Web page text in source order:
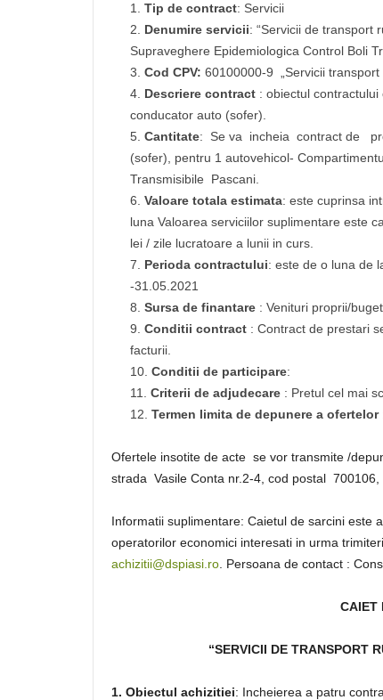
Tip de contract: Servicii
Denumire servicii: “Servicii de transport
Supraveghere Epidemiologica Control Boli
Cod CPV: 60100000-9 „Servicii transport
Descriere contract : obiectul
conducator auto (sofer).
Cantitate: Se va incheia contract de
(sofer), pentru 1 autovehicol-
Transmisibile Pascani.
Valoare totala estimata: este cuprinsa
luna Valoarea serviciilor suplimentare este
lei / zile lucratoare a lunii in curs.
Perioda contractului: este de o luna de
-31.05.2021
Sursa de finantare : Venituri proprii/
Conditii contract : Contract de prestari
facturii.
Conditii de participare:
Criterii de adjudecare : Pretul cel mai
Termen limita de depunere a ofertelor
Ofertele insotite de acte se vor transmite /
strada Vasile Conta nr.2-4, cod postal
Informatii suplimentare: Caietul de sarcini este
operatorilor economici interesati in urma
achizitii@dspiasi.ro . Persoana de contact :
CAIET
“SERVICII DE TRANSPORT
1. Obiectul achizitiei: Incheierea a patru